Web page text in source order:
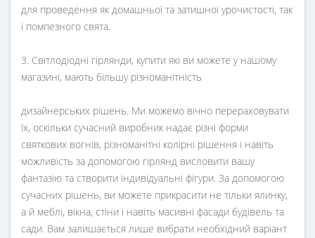
для проведення як домашньої та затишної урочистості, так
і помпезного свята.
3. Світлодіодні гірлянди, купити які ви можете у нашому
магазині, мають більшу різноманітність
дизайнерських рішень. Ми можемо вічно перераховувати
їх, оскільки сучасний виробник надає різні форми
святкових вогнів, різноманітні колірні рішення і навіть
можливість за допомогою гірлянд висловити вашу
фантазію та створити індивідуальні фігури. За допомогою
сучасних рішень, ви можете прикрасити не тільки ялинку,
а й меблі, вікна, стіни і навіть масивні фасади будівель та
сади. Вам залишається лише вибрати необхідний варіант